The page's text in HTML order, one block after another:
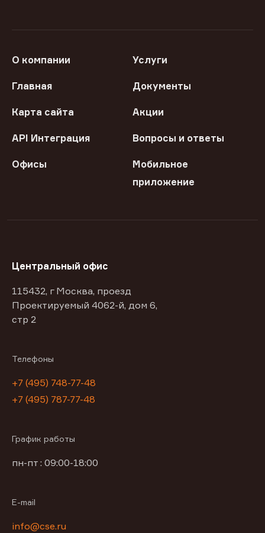
О компании Услуги
Главная Документы
Карта сайта Акции
API Интеграция Вопросы и ответы
Офисы
Мобильное
приложение
Центральный офис
115432, г Москва, проезд
Проектируемый 4062-й, дом 6,
стр 2
Телефоны
+7 (495) 748-77-48
+7 (495) 787-77-48
График работы
пн-пт : 09:00-18:00
E-mail
info@cse.ru